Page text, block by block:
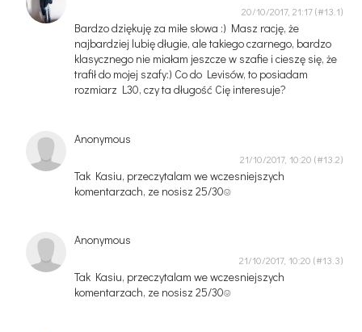
20/10/2017, 21:17
Bardzo dziękuję za miłe słowa :) Masz rację, że
najbardziej lubię długie, ale takiego czarnego, bardzo
klasycznego nie miałam jeszcze w szafie i cieszę się, że
trafił do mojej szafy:) Co do Levisów, to posiadam
rozmiarz L30, czy ta długość Cię interesuje?
Anonymous
21/10/2017, 10:20
Tak Kasiu, przeczytalam we wczesniejszych
komentarzach, ze nosisz 25/30☺
Anonymous
21/10/2017, 10:20
Tak Kasiu, przeczytalam we wczesniejszych
komentarzach, ze nosisz 25/30☺